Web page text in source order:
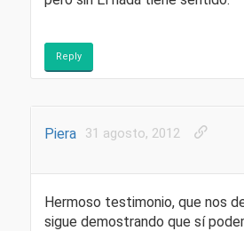
Reply
Piera 31 agosto, 2012
Hermoso testimonio, que nos
sigue demostrando que sí